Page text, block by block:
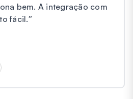
bem. A integração com
fácil.”